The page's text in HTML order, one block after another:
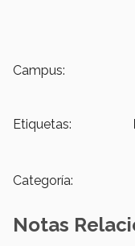
Campus:
Etiquetas:
Categoría:
Notas